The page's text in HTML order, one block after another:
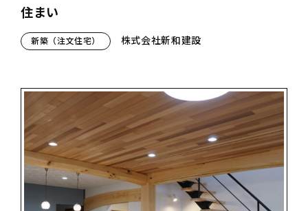
住まい
新築（注文住宅） 株式会社新和建設